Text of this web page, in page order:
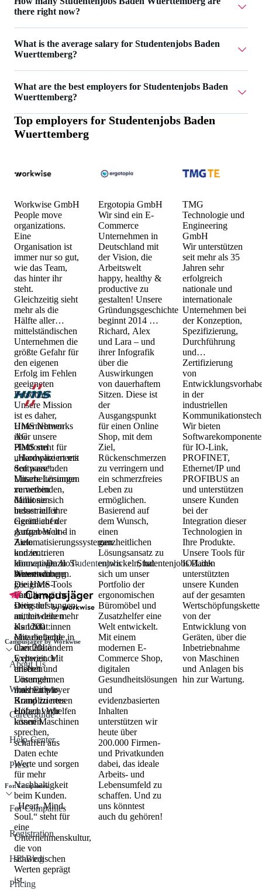
Wuerttemberg.
there right now?
What is the average salary for Studentenjobs Baden
Wuerttemberg?
is 19 €.
What are the best employers for Studentenjobs Baden
Wuerttemberg?
The best employers for Studentenjobs Baden Wuerttemberg
are Workwise GmbH, Ergotopia GmbH and TMG
Top employers for Studentenjobs Baden
Wuerttemberg
Workwise GmbH
People move
organizations.
Eine
Organisation ist
immer nur so gut,
wie das Team,
das hinter ihr
steht.
Gleichzeitig sieht
mehr als die
Hälfte aller
mittelständischen
Unternehmen die
größte Gefahr für
den eigenen
Erfolg im Fehlen
geeigneten
Personals.
Unsere Mission
ist es daher,
Unternehmen
über unsere
Plattform
unkompliziert mit
den passenden
Mitarbeiter:innen
zu verbinden,
damit sie sich
besser auf ihre
eigentlichen
Aufgaben und
Ziele
konzentrieren
können. Dazu
bieten wir
geeignete Tools
und
Dienstleistungen
an, mit denen
Kandidat:innen
eine einfache
Candidate
Experience
erleben und
Unternehmen
ihrer Employer
Brand zu neuen
Höhen verhelfen
können.
Ergotopia GmbH
Wir sind ein E-
Commerce
Unternehmen in
Deutschland mit
der Vision, die
Arbeitswelt
happy, healthy &
productive zu
gestalten! Unsere
Gründungsgeschichte
beginnt 2014 mit
Richard, Alex
und Lara – und
ihrer Infografik
über die
Auswirkungen
von dauerhaftem
Sitzen. Diese ist
der
Ausgangspunkt
für einen Online
Shop, mit dem
Ziel,
Rückenschmerzen
zu verringern und
ein schmerzfreies
Leben zu
ermöglichen.
Basierend auf
dem Wunsch,
einen
ganzheitlichen
Lösungsansatz zu
entwickeln, hat
sich um unser
Portfolio der
ergonomischen
Büromöbel und
Zusatzhelfer eine
Welt entwickelt.
Mit einem
modernen E-
Commerce Shop,
digitalen
Gesundheitslösungen
und
evidenzbasierten
Inhalten
unterstützen wir
heute über
200.000 Firmen-
und Privatkunden
dabei, das ideale
Arbeits- und
Lebensumfeld zu
schaffen. Und zu
uns könntest
auch du gehören!
TMG
Technologie und
Engineering
GmbH
Wir unterstützen
seit mehr als 35
Jahren sehr
erfolgreich
nationale und
internationale
Unternehmen bei
der Konzeption,
Spezifizierung,
Durchführung
und
Zertifizierung
von
in der
industriellen
Wir bieten
für IO-Link,
PROFINET,
Ethernet/IP und
PROFIBUS an
und unterstützen
unsere Kunden
bei der
Integration dieser
Technologien in
Ihre Produkte.
Unsere Tools für
IO-Link
unterstützten
unsere Kunden
auf der gesamten
Wertschöpfungskette
von der
Entwicklung von
Geräten, über die
Inbetriebnahme
von Maschinen
und Anlagen bis
hin zur Wartung.
HMS Networks
AG
HMS steht für
„Hardware meets
Software“.
Unsere Lösungen
vernetzen
Millionen
industrieller
Geräte auf der
ganzen Welt – in
Automatisierungssystemen
und in
innovativen IIoT-
Anwendungen.
Die HMS-
Familie wächst
stetig auf
mittlerweile mehr
als 1200
Mitarbeitende in
über 20Ländern
weltweit. Mit
unseren
Lösungen
machen wir
Kompliziertes
einfach! Wir
lassen Maschinen
sprechen,
schaffen aus
Daten echte
Werte und sorgen
für mehr
Nachhaltigkeit
beim Kunden.
„Heart. Mind.
Soul.“ steht für
eine
Unternehmenskultur,
die von
schwedischen
Werten geprägt
ist.
Homepage Studentenjobs
Studentenjobs Baden
Wuerttemberg
Campusjäger by Workwise
About Us
Work with us
Careerguide
Help-Center
Press
For Companies
For Companies
Registration
HR-Blog
Pricing